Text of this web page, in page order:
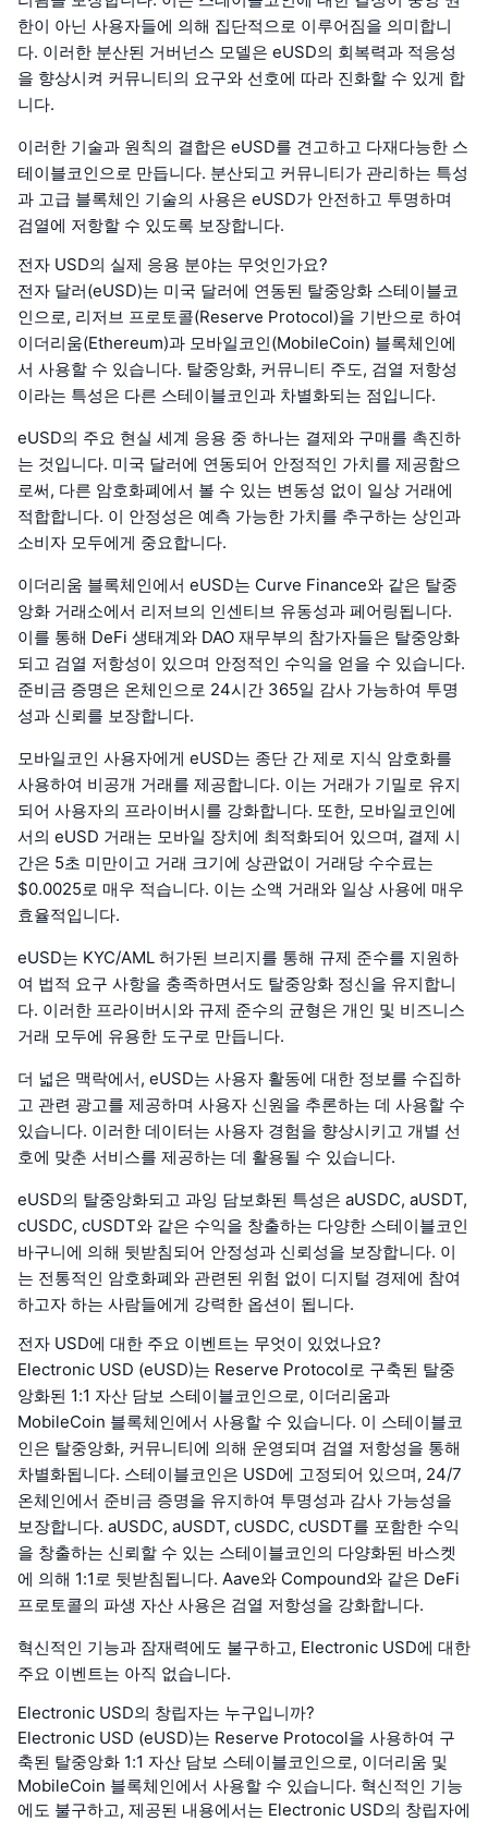
한이 아닌 사용자들에 의해 집단적으로 이루어짐을 의미합니
다. 이러한 분산된 거버넌스 모델은 eUSD의 회복력과 적응성
을 향상시켜 커뮤니티의 요구와 선호에 따라 진화할 수 있게 합
니다.
이러한 기술과 원칙의 결합은 eUSD를 견고하고 다재다능한 스
테이블코인으로 만듭니다. 분산되고 커뮤니티가 관리하는 특성
과 고급 블록체인 기술의 사용은 eUSD가 안전하고 투명하며
검열에 저항할 수 있도록 보장합니다.
전자 USD의 실제 응용 분야는 무엇인가요?
전자 달러(eUSD)는 미국 달러에 연동된 탈중앙화 스테이블코
인으로, 리저브 프로토콜(Reserve Protocol)을 기반으로 하여
이더리움(Ethereum)과 모바일코인(MobileCoin) 블록체인에
서 사용할 수 있습니다. 탈중앙화, 커뮤니티 주도, 검열 저항성
이라는 특성은 다른 스테이블코인과 차별화되는 점입니다.
eUSD의 주요 현실 세계 응용 중 하나는 결제와 구매를 촉진하
는 것입니다. 미국 달러에 연동되어 안정적인 가치를 제공함으
로써, 다른 암호화폐에서 볼 수 있는 변동성 없이 일상 거래에
적합합니다. 이 안정성은 예측 가능한 가치를 추구하는 상인과
소비자 모두에게 중요합니다.
이더리움 블록체인에서 eUSD는 Curve Finance와 같은 탈중
앙화 거래소에서 리저브의 인센티브 유동성과 페어링됩니다.
이를 통해 DeFi 생태계와 DAO 재무부의 참가자들은 탈중앙화
되고 검열 저항성이 있으며 안정적인 수익을 얻을 수 있습니다.
준비금 증명은 온체인으로 24시간 365일 감사 가능하여 투명
성과 신뢰를 보장합니다.
모바일코인 사용자에게 eUSD는 종단 간 제로 지식 암호화를
사용하여 비공개 거래를 제공합니다. 이는 거래가 기밀로 유지
되어 사용자의 프라이버시를 강화합니다. 또한, 모바일코인에
서의 eUSD 거래는 모바일 장치에 최적화되어 있으며, 결제 시
간은 5초 미만이고 거래 크기에 상관없이 거래당 수수료는
$0.0025로 매우 적습니다. 이는 소액 거래와 일상 사용에 매우
효율적입니다.
eUSD는 KYC/AML 허가된 브리지를 통해 규제 준수를 지원하
여 법적 요구 사항을 충족하면서도 탈중앙화 정신을 유지합니
다. 이러한 프라이버시와 규제 준수의 균형은 개인 및 비즈니스
거래 모두에 유용한 도구로 만듭니다.
더 넓은 맥락에서, eUSD는 사용자 활동에 대한 정보를 수집하
고 관련 광고를 제공하며 사용자 신원을 추론하는 데 사용할 수
있습니다. 이러한 데이터는 사용자 경험을 향상시키고 개별 선
호에 맞춘 서비스를 제공하는 데 활용될 수 있습니다.
eUSD의 탈중앙화되고 과잉 담보화된 특성은 aUSDC, aUSDT,
cUSDC, cUSDT와 같은 수익을 창출하는 다양한 스테이블코인
바구니에 의해 뒷받침되어 안정성과 신뢰성을 보장합니다. 이
는 전통적인 암호화폐와 관련된 위험 없이 디지털 경제에 참여
하고자 하는 사람들에게 강력한 옵션이 됩니다.
전자 USD에 대한 주요 이벤트는 무엇이 있었나요?
Electronic USD (eUSD)는 Reserve Protocol로 구축된 탈중
앙화된 1:1 자산 담보 스테이블코인으로, 이더리움과
MobileCoin 블록체인에서 사용할 수 있습니다. 이 스테이블코
인은 탈중앙화, 커뮤니티에 의해 운영되며 검열 저항성을 통해
차별화됩니다. 스테이블코인은 USD에 고정되어 있으며, 24/7
온체인에서 준비금 증명을 유지하여 투명성과 감사 가능성을
보장합니다. aUSDC, aUSDT, cUSDC, cUSDT를 포함한 수익
을 창출하는 신뢰할 수 있는 스테이블코인의 다양화된 바스켓
에 의해 1:1로 뒷받침됩니다. Aave와 Compound와 같은 DeFi
프로토콜의 파생 자산 사용은 검열 저항성을 강화합니다.
혁신적인 기능과 잠재력에도 불구하고, Electronic USD에 대한
주요 이벤트는 아직 없습니다.
Electronic USD의 창립자는 누구입니까?
Electronic USD (eUSD)는 Reserve Protocol을 사용하여 구
축된 탈중앙화 1:1 자산 담보 스테이블코인으로, 이더리움 및
MobileCoin 블록체인에서 사용할 수 있습니다. 혁신적인 기능
에도 불구하고, 제공된 내용에서는 Electronic USD의 창립자에